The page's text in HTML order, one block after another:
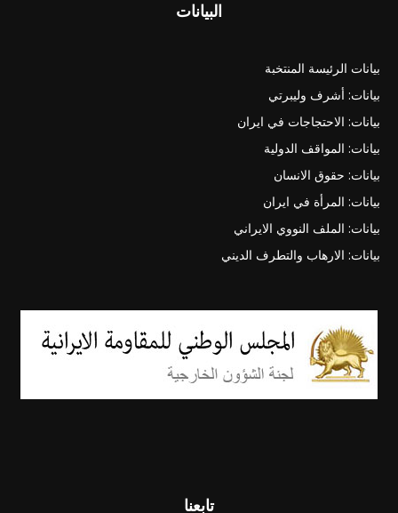
البيانات
بيانات الرئيسة المنتخبة
بيانات: أشرف وليبرتي
بيانات: الاحتجاجات في ايران
بيانات: المواقف الدولية
بيانات: حقوق الانسان
بيانات: المرأة في ايران
بيانات: الملف النووي الايراني
بيانات: الارهاب والتطرف الديني
تابعنا